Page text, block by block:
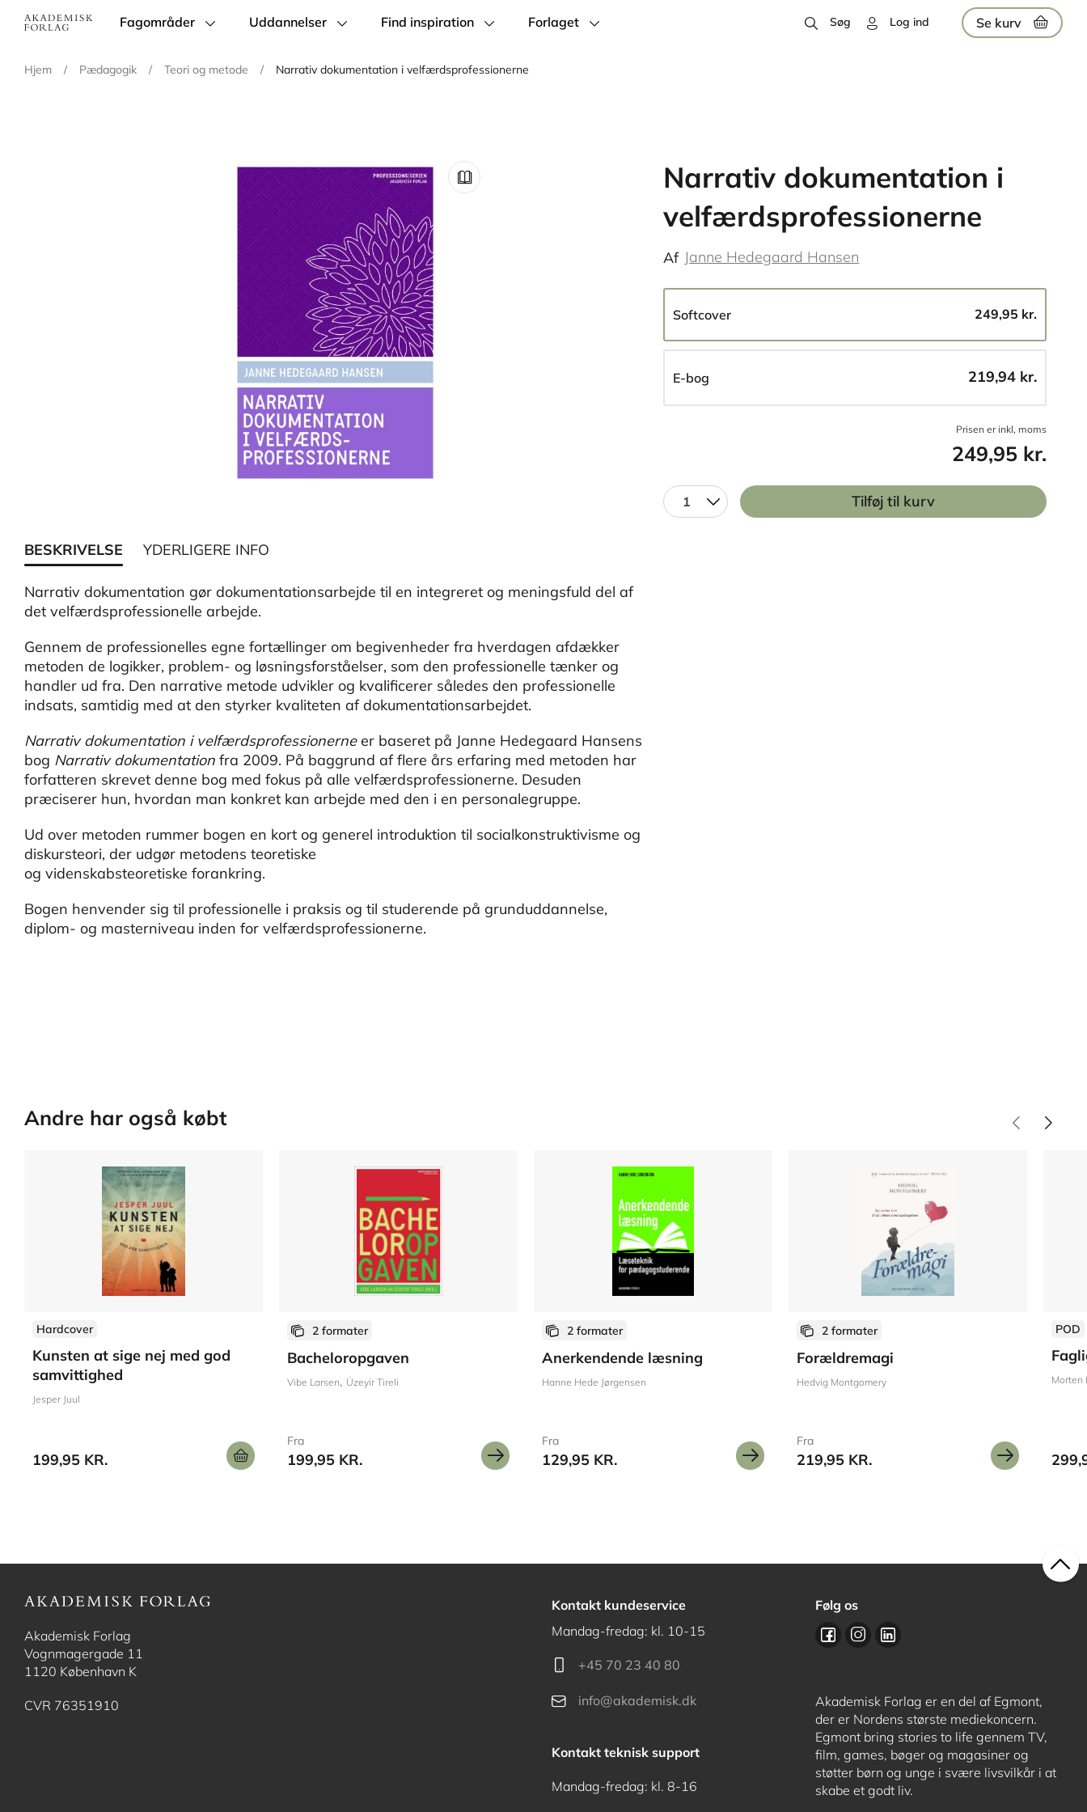
Main
Fagområder Uddannelser Find inspiration Forlaget Søg Log ind Se kurv
Hjem / Pædagogik / Teori og metode / Narrativ dokumentation i velfærdsprofessionerne
Narrativ dokumentation i
velfærdsprofessionerne
Af Janne Hedegaard Hansen
Softcover 249,95 kr.
E-bog 219,94 kr.
Prisen er inkl, moms
249,95 kr.
1 Tilføj til kurv
BESKRIVELSE YDERLIGERE INFO
Narrativ dokumentation gør dokumentationsarbejde til en integreret og meningsfuld del af
det velfærdsprofessionelle arbejde.
Gennem de professionelles egne fortællinger om begivenheder fra hverdagen afdækker
metoden de logikker, problem- og løsningsforståelser, som den professionelle tænker og
handler ud fra. Den narrative metode udvikler og kvalificerer således den professionelle
indsats, samtidig med at den styrker kvaliteten af dokumentationsarbejdet.
Narrativ dokumentation i velfærdsprofessionerneer baseret på Janne Hedegaard Hansens
bog Narrativ dokumentation fra 2009. På baggrund af flere års erfaring med metoden har
forfatteren skrevet denne bog med fokus på alle velfærdsprofessionerne. Desuden
præciserer hun, hvordan man konkret kan arbejde med den i en personalegruppe.
Ud over metoden rummer bogen en kort og generel introduktion til socialkonstruktivisme og
diskursteori, der udgør metodens teoretiske
og videnskabsteoretiske forankring.
Bogen henvender sig til professionelle i praksis og til studerende på grunduddannelse,
diplom- og masterniveau inden for velfærdsprofessionerne.
Andre har også købt
Hardcover
Kunsten at sige nej med god
samvittighed
Jesper Juul
199,95 KR.
2 formater
Bacheloropgaven
Vibe Larsen Üzeyir Tireli
Fra
199,95 KR.
2 formater
Anerkendende læsning
Hanne Hede Jørgensen
Fra
129,95 KR.
2 formater
Forældremagi
Hedvig Montgomery
Fra
219,95 KR.
POD
Morten
Akademisk Forlag
Vognmagergade 11
1120 København K
CVR 76351910
Kontakt kundeservice
Mandag-fredag: kl. 10-15
+45 70 23 40 80
info@akademisk.dk
Kontakt teknisk support
Mandag-fredag: kl. 8-16
Følg os
Akademisk Forlag er en del af Egmont,
der er Nordens største mediekoncern.
Egmont bring stories to life gennem TV,
film, games, bøger og magasiner og
støtter børn og unge i svære livsvilkår i at
skabe et godt liv.